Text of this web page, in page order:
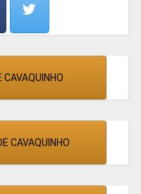
CAVAQUINHO
CAVAQUINHO